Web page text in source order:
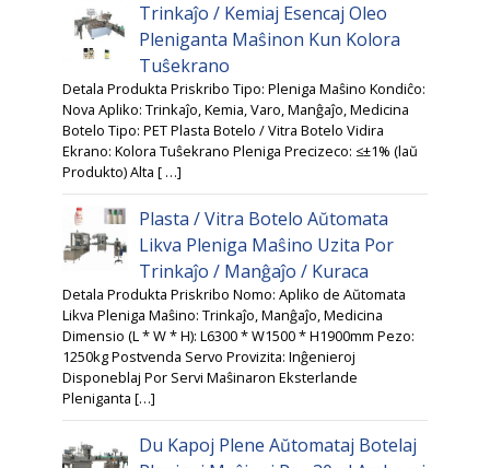
Trinkaĵo / Kemiaj Esencaj Oleo
Pleniganta Maŝinon Kun Kolora
Tuŝekrano
Detala Produkta Priskribo Tipo: Pleniga Maŝino Kondiĉo:
Nova Apliko: Trinkaĵo, Kemia, Varo, Manĝaĵo, Medicina
Botelo Tipo: PET Plasta Botelo / Vitra Botelo Vidira
Ekrano: Kolora Tuŝekrano Pleniga Precizeco: ≤±1% (laŭ
Produkto) Alta [ …]
Plasta / Vitra Botelo Aŭtomata
Likva Pleniga Maŝino Uzita Por
Trinkaĵo / Manĝaĵo / Kuraca
Detala Produkta Priskribo Nomo: Apliko de Aŭtomata
Likva Pleniga Maŝino: Trinkaĵo, Manĝaĵo, Medicina
Dimensio (L * W * H): L6300 * W1500 * H1900mm Pezo:
1250kg Postvenda Servo Provizita: Inĝenieroj
Disponeblaj Por Servi Maŝinaron Eksterlande
Pleniganta […]
Du Kapoj Plene Aŭtomataj Botelaj